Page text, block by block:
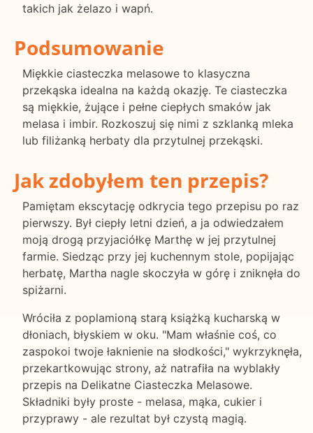
takich jak żelazo i wapń.
Podsumowanie
Miękkie ciasteczka melasowe to klasyczna
przekąska idealna na każdą okazję. Te ciasteczka
są miękkie, żujące i pełne ciepłych smaków jak
melasa i imbir. Rozkoszuj się nimi z szklanką mleka
lub filiżanką herbaty dla przytulnej przekąski.
Jak zdobyłem ten przepis?
Pamiętam ekscytację odkrycia tego przepisu po raz
pierwszy. Był ciepły letni dzień, a ja odwiedzałem
moją drogą przyjaciółkę Marthę w jej przytulnej
farmie. Siedząc przy jej kuchennym stole, popijając
herbatę, Martha nagle skoczyła w górę i zniknęła do
spiżarni.
Wróciła z poplamioną starą książką kucharską w
dłoniach, błyskiem w oku. "Mam właśnie coś, co
zaspokoi twoje łaknienie na słodkości," wykrzyknęła,
przekartkowując strony, aż natrafiła na wyblakły
przepis na Delikatne Ciasteczka Melasowe.
Składniki były proste - melasa, mąka, cukier i
przyprawy - ale rezultat był czystą magią.